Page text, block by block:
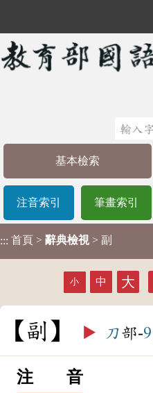
基本檢索
注音索引 筆畫索引
::: 首頁 > 辭典檢視 > 副
小 中 大
副 ▶️ 刀部-9
注 音